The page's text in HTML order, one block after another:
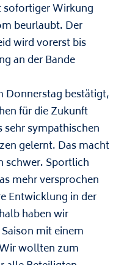
sofortiger Wirkung
beurlaubt. Der
wird vorerst bis
an der Bande
Donnerstag bestätigt,
für die Zukunft
sympathischen
gelernt. Das macht
schwer. Sportlich
mehr versprochen
Entwicklung in der
haben wir
mit einem
wollten zum